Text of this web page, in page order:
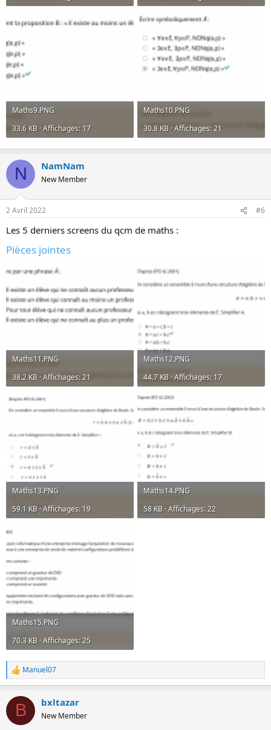
Maths9.PNG
33.6 KB · Affichages: 17
Maths10.PNG
30.8 KB · Affichages: 21
N NamNam
New Member
2 Avril 2022 #6
Les 5 derniers screens du qcm de maths :
Pièces jointes
Maths11.PNG
38.2 KB · Affichages: 21
Maths12.PNG
44.7 KB · Affichages: 17
Maths13.PNG
59.1 KB · Affichages: 19
Maths14.PNG
58 KB · Affichages: 22
Maths15.PNG
70.3 KB · Affichages: 25
R
e
c
i
Manuel07
B bxltazar
New Member